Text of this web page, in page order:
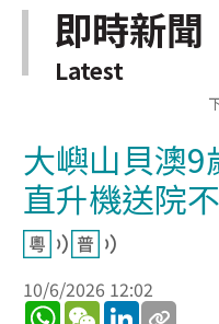
即時新聞
Latest
大嶼山貝澳9
直升機送院
10/6/2026 12:02
WhatsApp
WeChatLinkedIn